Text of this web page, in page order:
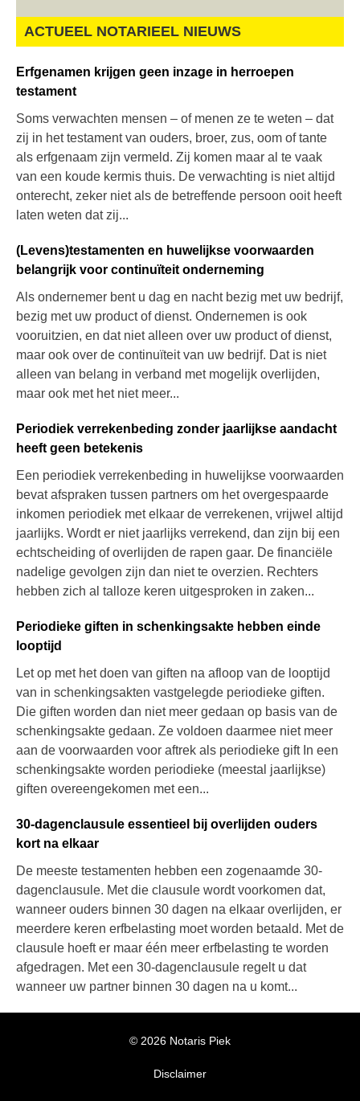
ACTUEEL NOTARIEEL NIEUWS
Erfgenamen krijgen geen inzage in herroepen
testament
Soms verwachten mensen – of menen ze te weten – dat
zij in het testament van ouders, broer, zus, oom of tante
als erfgenaam zijn vermeld. Zij komen maar al te vaak
van een koude kermis thuis. De verwachting is niet altijd
onterecht, zeker niet als de betreffende persoon ooit heeft
laten weten dat zij...
(Levens)testamenten en huwelijkse voorwaarden
belangrijk voor continuïteit onderneming
Als ondernemer bent u dag en nacht bezig met uw bedrijf,
bezig met uw product of dienst. Ondernemen is ook
vooruitzien, en dat niet alleen over uw product of dienst,
maar ook over de continuïteit van uw bedrijf. Dat is niet
alleen van belang in verband met mogelijk overlijden,
maar ook met het niet meer...
Periodiek verrekenbeding zonder jaarlijkse aandacht
heeft geen betekenis
Een periodiek verrekenbeding in huwelijkse voorwaarden
bevat afspraken tussen partners om het overgespaarde
inkomen periodiek met elkaar de verrekenen, vrijwel altijd
jaarlijks. Wordt er niet jaarlijks verrekend, dan zijn bij een
echtscheiding of overlijden de rapen gaar. De financiële
nadelige gevolgen zijn dan niet te overzien. Rechters
hebben zich al talloze keren uitgesproken in zaken...
Periodieke giften in schenkingsakte hebben einde
looptijd
Let op met het doen van giften na afloop van de looptijd
van in schenkingsakten vastgelegde periodieke giften.
Die giften worden dan niet meer gedaan op basis van de
schenkingsakte gedaan. Ze voldoen daarmee niet meer
aan de voorwaarden voor aftrek als periodieke gift In een
schenkingsakte worden periodieke (meestal jaarlijkse)
giften overeengekomen met een...
30-dagenclausule essentieel bij overlijden ouders
kort na elkaar
De meeste testamenten hebben een zogenaamde 30-
dagenclausule. Met die clausule wordt voorkomen dat,
wanneer ouders binnen 30 dagen na elkaar overlijden, er
meerdere keren erfbelasting moet worden betaald. Met de
clausule hoeft er maar één meer erfbelasting te worden
afgedragen. Met een 30-dagenclausule regelt u dat
wanneer uw partner binnen 30 dagen na u komt...
© 2026 Notaris Piek
Disclaimer